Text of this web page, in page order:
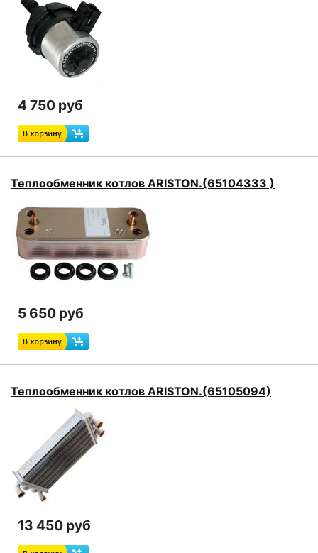
4 750 руб
Теплообменник котлов ARISTON.(65104333 )
5 650 руб
Теплообменник котлов ARISTON.(65105094)
13 450 руб